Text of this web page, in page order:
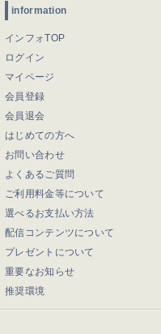
information
インフォTOP
ログイン
マイページ
会員登録
会員退会
はじめての方へ
お問い合わせ
よくあるご質問
ご利用料金等について
選べるお支払い方法
配信コンテンツについて
プレゼントについて
重要なお知らせ
推奨環境